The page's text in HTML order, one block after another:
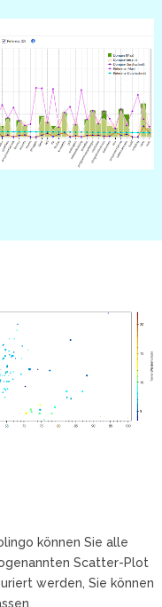
können Sie alle
Scatter-Plot
werden, Sie können